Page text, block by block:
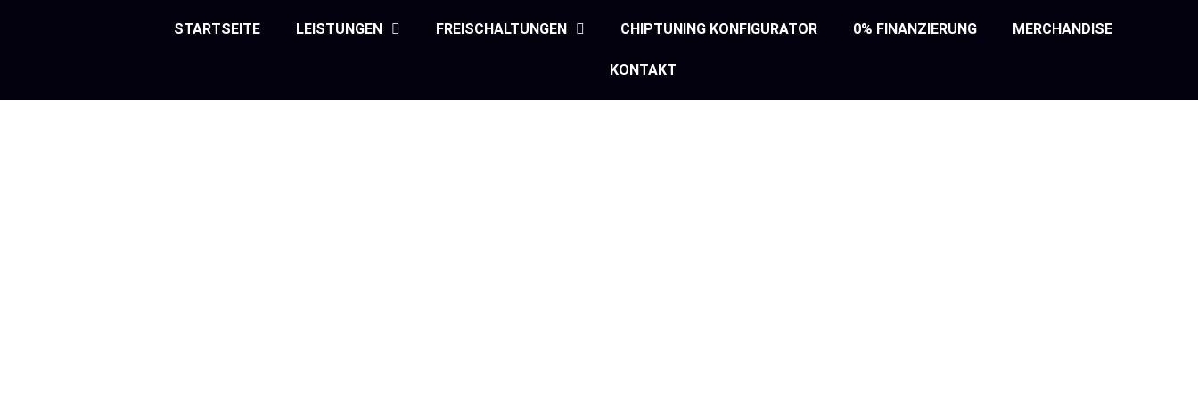
STARTSEITE LEISTUNGEN FREISCHALTUNGEN CHIPTUNING KONFIGURATOR 0% FINANZIERUNG MERCHANDISE
KONTAKT